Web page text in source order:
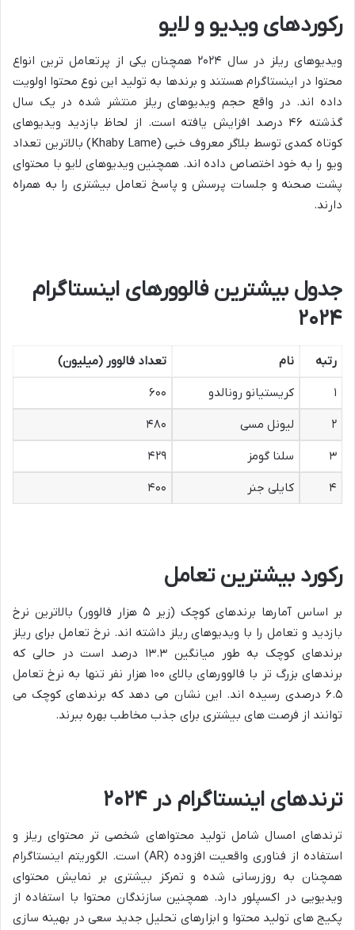
رکوردهای ویدیو و لایو
ویدیوهای ریلز در سال ۲۰۲۴ همچنان یکی از پرتعامل ترین انواع
محتوا در اینستاگرام هستند و برندها به تولید این نوع محتوا اولویت
داده اند. در واقع حجم ویدیوهای ریلز منتشر شده در یک سال
گذشته ۴۶ درصد افزایش یافته است. از لحاظ بازدید ویدیوهای
کوتاه کمدی توسط بلاگر معروف خبی (Khaby Lame) بالاترین تعداد
ویو را به خود اختصاص داده اند. همچنین ویدیوهای لایو با محتوای
پشت صحنه و جلسات پرسش و پاسخ تعامل بیشتری را به همراه
دارند.
جدول بیشترین فالوورهای اینستاگرام
۲۰۲۴
رتبه نام
تعداد فالوور (میلیون)
۱
کریستیانو رونالدو
۶۰۰
۲
لیونل مسی
۴۸۰
۳
سلنا گومز
۴۲۹
۴
کایلی جنر ۴۰۰
رکورد بیشترین تعامل
بر اساس آمارها برندهای کوچک (زیر ۵ هزار فالوور) بالاترین نرخ
بازدید و تعامل را با ویدیوهای ریلز داشته اند. نرخ تعامل برای ریلز
برندهای کوچک به طور میانگین ۱۳.۳ درصد است در حالی که
برندهای بزرگ تر با فالوورهای بالای ۱۰۰ هزار نفر تنها به نرخ تعامل
۶.۵ درصدی رسیده اند. این نشان می دهد که برندهای کوچک می
توانند از فرصت های بیشتری برای جذب مخاطب بهره ببرند.
ترندهای اینستاگرام در ۲۰۲۴
ترندهای امسال شامل تولید محتواهای شخصی تر محتوای ریلز و
استفاده از فناوری واقعیت افزوده (AR) است. الگوریتم اینستاگرام
همچنان به روزرسانی شده و تمرکز بیشتری بر نمایش محتوای
ویدیویی در اکسپلور دارد. همچنین سازندگان محتوا با استفاده از
پکیج های تولید محتوا و ابزارهای تحلیل جدید سعی در بهینه سازی